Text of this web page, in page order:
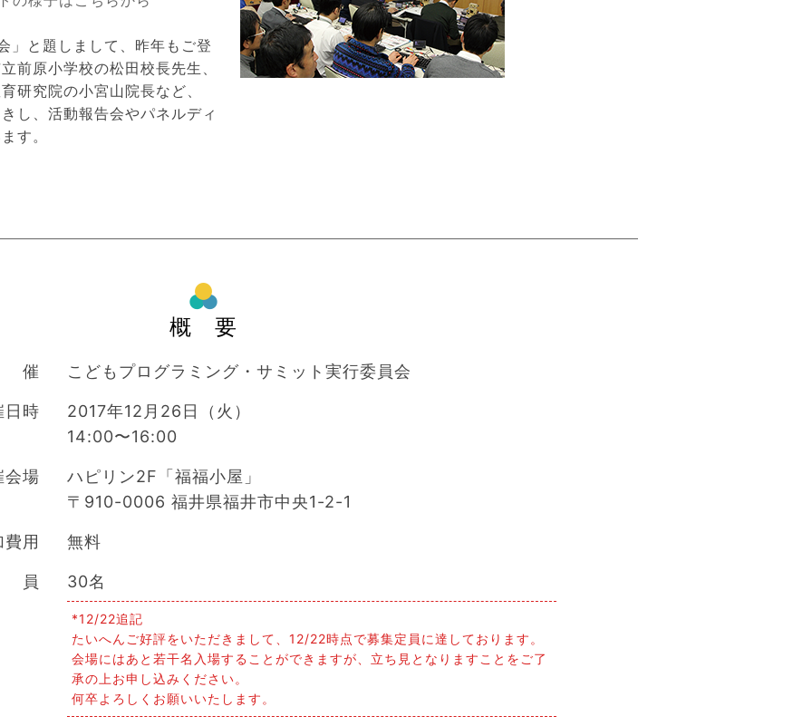
」と題しまして、昨年もご登
前原小学校の松田校長先生、
研究院の小宮山院長など、
し、活動報告会やパネルディ
す。
概 要
催 こどもプログラミング・サミット実行委員会
日時
2017年12月26日（火）
14:00〜16:00
会場
ハピリン2F「福福小屋」
〒910-0006 福井県福井市中央1-2-1
用 無料
員 30名
*12/22追記
たいへんご好評をいただきまして、12/22時点で募集定員に達しております。
会場にはあと若干名入場することができますが、立ち見となりますことをご了
承の上お申し込みください。
何卒よろしくお願いいたします。